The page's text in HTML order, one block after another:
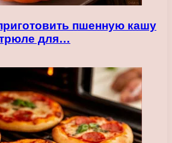
пшенную кашу
для…